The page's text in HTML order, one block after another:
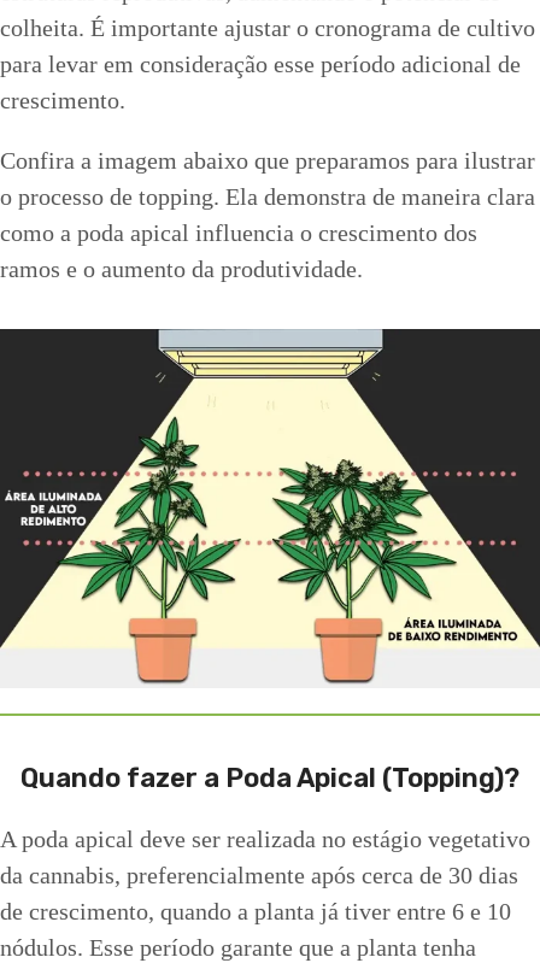
colheita. É importante ajustar o cronograma de cultivo
para levar em consideração esse período adicional de
crescimento.
Confira a imagem abaixo que preparamos para ilustrar
o processo de topping. Ela demonstra de maneira clara
como a poda apical influencia o crescimento dos
ramos e o aumento da produtividade.
Quando fazer a Poda Apical (Topping)?
A poda apical deve ser realizada no estágio vegetativo
da cannabis, preferencialmente após cerca de 30 dias
de crescimento, quando a planta já tiver entre 6 e 10
nódulos. Esse período garante que a planta tenha